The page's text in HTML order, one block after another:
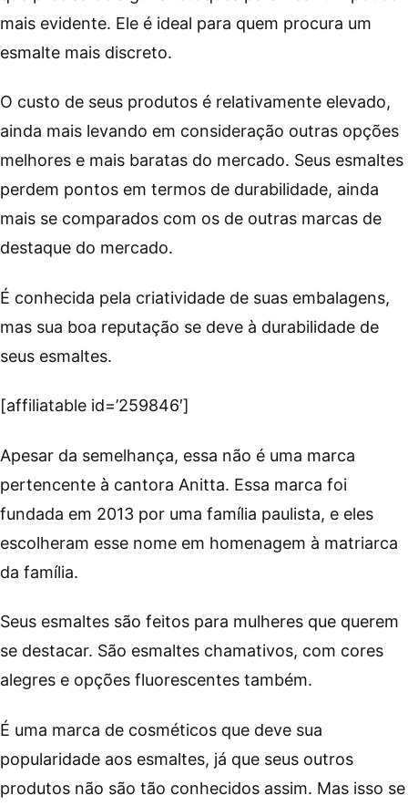
mais evidente. Ele é ideal para quem procura um
esmalte mais discreto.
O custo de seus produtos é relativamente elevado,
ainda mais levando em consideração outras opções
melhores e mais baratas do mercado. Seus esmaltes
perdem pontos em termos de durabilidade, ainda
mais se comparados com os de outras marcas de
destaque do mercado.
É conhecida pela criatividade de suas embalagens,
mas sua boa reputação se deve à durabilidade de
seus esmaltes.
[affiliatable id=’259846′]
Apesar da semelhança, essa não é uma marca
pertencente à cantora Anitta. Essa marca foi
fundada em 2013 por uma família paulista, e eles
escolheram esse nome em homenagem à matriarca
da família.
Seus esmaltes são feitos para mulheres que querem
se destacar. São esmaltes chamativos, com cores
alegres e opções fluorescentes também.
É uma marca de cosméticos que deve sua
popularidade aos esmaltes, já que seus outros
produtos não são tão conhecidos assim. Mas isso se